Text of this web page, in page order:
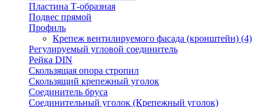
Пластина Т-образная
Подвес прямой
Профиль
Крепеж вентилируемого фасада (кронштейн) (4)
Регулируемый угловой соединитель
Рейка DIN
Скользящая опора стропил
Скользящий крепежный уголок
Соединитель бруса
Соединительный уголок (Крепежный уголок)